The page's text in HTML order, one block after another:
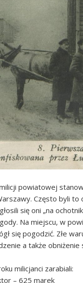
powiatowej
Często byli to
się oni „na
Na miejscu, w
się pogodzić. Złe
a także
milicjanci zarabiali:
– 625 marek